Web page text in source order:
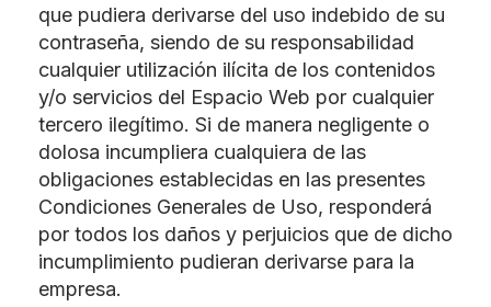
que pudiera derivarse del uso indebido de su
contraseña, siendo de su responsabilidad
cualquier utilización ilícita de los contenidos
y/o servicios del Espacio Web por cualquier
tercero ilegítimo. Si de manera negligente o
dolosa incumpliera cualquiera de las
obligaciones establecidas en las presentes
Condiciones Generales de Uso, responderá
por todos los daños y perjuicios que de dicho
incumplimiento pudieran derivarse para la
empresa.